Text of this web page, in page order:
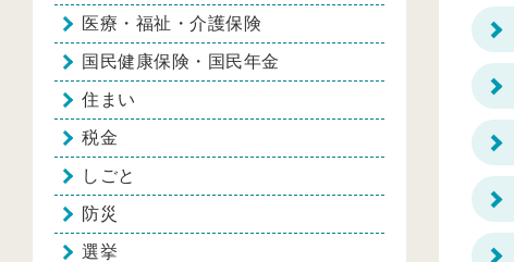
医療・福祉・介護保険
国民健康保険・国民年金
住まい
税金
しごと
防災
選挙